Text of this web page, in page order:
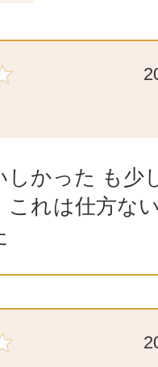
しかった も少
れは仕方な